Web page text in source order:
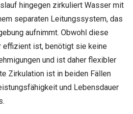
hingegen zirkuliert Wasser mit
separaten Leitungssystem, das
aufnimmt. Obwohl diese
effizient ist, benötigt sie keine
und ist daher flexibler
Zirkulation ist in beiden Fällen
und Lebensdauer